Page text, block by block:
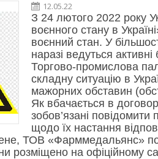
12.05.22
З 24 лютого 2022 року
воєнного стану в
воєнний стан. У
наразі ведуться активні
Торгово-промислова
складну ситуацію в
мажорних обставин
Як вбачається в
зобов’язані
щодо їх настання
ТОВ «Фарммедальянс»
розміщено на офіційному